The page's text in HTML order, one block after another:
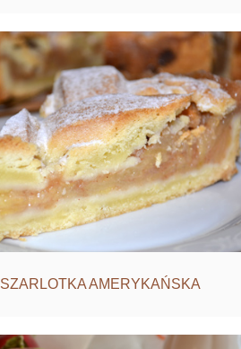
SZARLOTKA AMERYKAŃSKA